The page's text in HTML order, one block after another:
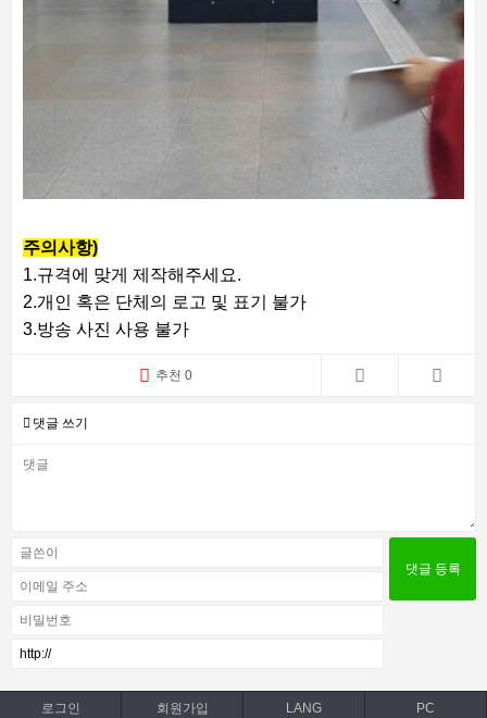
주의사항)
1.규격에 맞게 제작해주세요.
2.개인 혹은 단체의 로고 및 표기 불가
3.방송 사진 사용 불가
추천 0
댓글 쓰기
로그인 회원가입 LANG PC